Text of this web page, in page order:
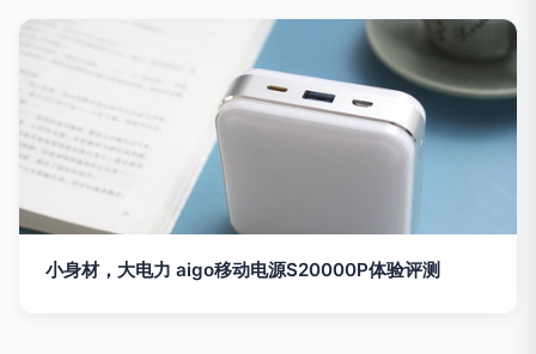
小身材，大电力 aigo移动电源S20000P体验评测